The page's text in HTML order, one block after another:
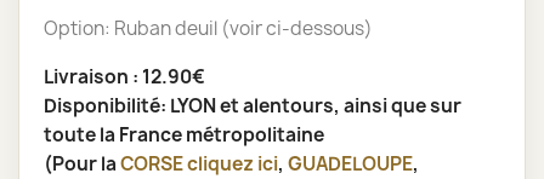
Option: Ruban deuil (voir ci-dessous)
Livraison : 12.90€
Disponibilité: LYON et alentours, ainsi que sur
toute la France métropolitaine
(Pour laCORSEcliquez ici, GUADELOUPE,